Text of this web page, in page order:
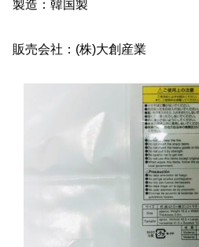
製造：韓国製
販売会社：(株)大創産業